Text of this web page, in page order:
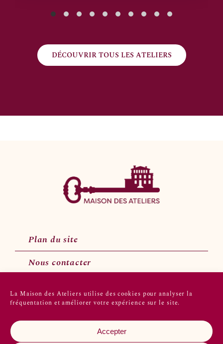
La Maison des Ateliers utilise des cookies pour analyser la
fréquentation et améliorer votre expérience sur le site.
Accepter
DÉCOUVRIR TOUS LES ATELIERS
Plan du site
Nous contacter